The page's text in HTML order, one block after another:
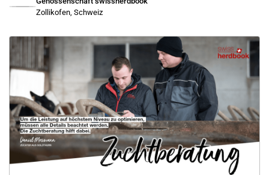
Zollikofen, Schweiz